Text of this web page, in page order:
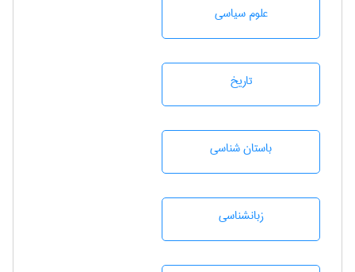
علوم سياسی
تاريخ
باستان شناسی
زبانشناسی